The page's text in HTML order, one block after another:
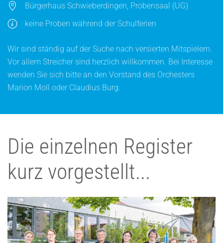
Bürgerhaus Schwieberdingen, Probensaal (UG)
keine Proben während der Schulferien
Wir sind ständig auf der Suche nach versierten Mitspielern.
Vor allem Streicher sind herzlich willkommen. Bei Interesse
wenden Sie sich bitte an den Vorstand des Orchesters
Marion Moll oder Claudius Burg.
Die einzelnen Register
kurz vorgestellt...